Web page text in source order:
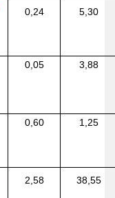
0,24 5,30
0,05 3,88
0,60 1,25
2,58 38,55